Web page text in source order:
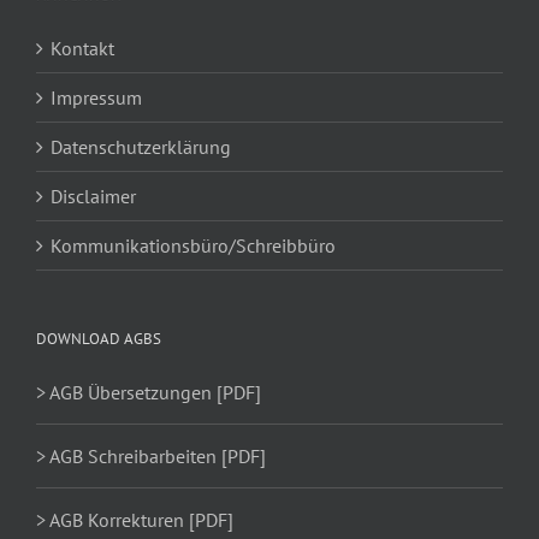
Kontakt
Impressum
Datenschutzerklärung
Disclaimer
Kommunikationsbüro/Schreibbüro
DOWNLOAD AGBS
> AGB Übersetzungen [PDF]
> AGB Schreibarbeiten [PDF]
> AGB Korrekturen [PDF]